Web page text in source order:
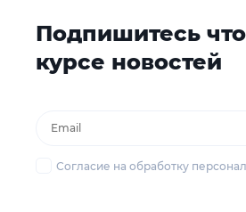
Подпишитесь
курсе новостей
Согласие на обработку